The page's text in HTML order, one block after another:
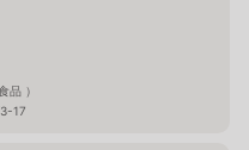
品 ）
17